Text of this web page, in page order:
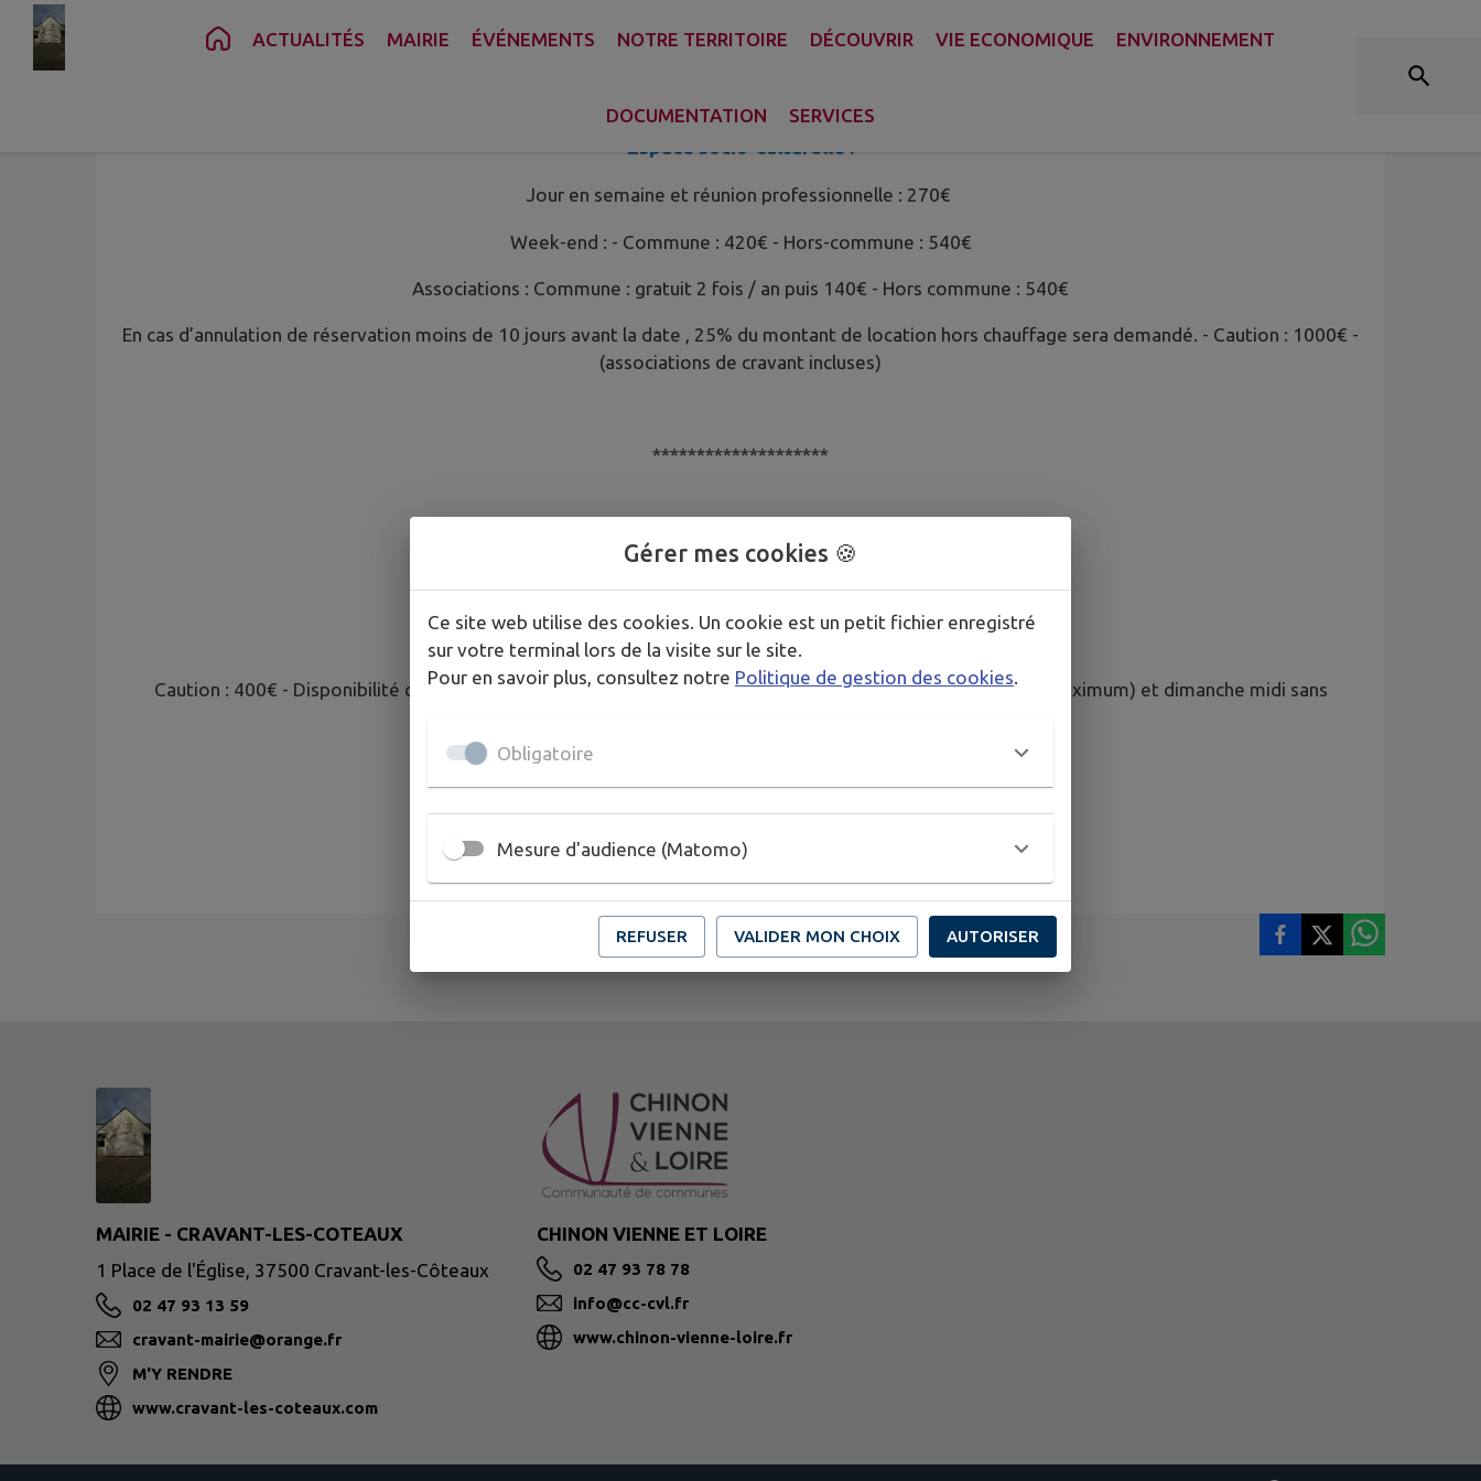
Contenu Recherche Pied de page
ACTUALITÉS MAIRIE ÉVÉNEMENTS NOTRE TERRITOIRE DÉCOUVRIR VIE ECONOMIQUE ENVIRONNEMENT
DOCUMENTATION SERVICES
LOCATION DES SALLES
Espace socio-culturelle :
Jour en semaine et réunion professionnelle : 270€
Week-end : - Commune : 420€ - Hors-commune : 540€
Associations : Commune : gratuit 2 fois / an puis 140€ - Hors commune : 540€
En cas d’annulation de réservation moins de 10 jours avant la date , 25% du montant de location hors chauffage sera demandé. - Caution : 1000€ -
(associations de cravant incluses)
********************
Salle des associations :
Commune : ÉTÉ: 80 € - HIVER: 160€ (01/10 au 30/04)
Hors commune : ÉTÉ: 100€ - HIVER: 200€ (01/10 au 30/04)
Caution : 400€ - Disponibilité de la salle les vendredis soir (minuit maximum), samedis midi et soir (minuit maximum) et dimanche midi sans
********************
MAIRIE - CRAVANT-LES-COTEAUX
1 Place de l'Église, 37500 Cravant-les-Côteaux
02 47 93 13 59
cravant-mairie@orange.fr
M'Y RENDRE
www.cravant-les-coteaux.com
CHINON VIENNE ET LOIRE
02 47 93 78 78
info@cc-cvl.fr
www.chinon-vienne-loire.fr
Gérer mes cookies 🍪
Ce site web utilise des cookies. Un cookie est un petit fichier enregistré
sur votre terminal lors de la visite sur le site.
Pour en savoir plus, consultez notre Politique de gestion des cookies.
Obligatoire
Mesure d'audience (Matomo)
REFUSER VALIDER MON CHOIX AUTORISER